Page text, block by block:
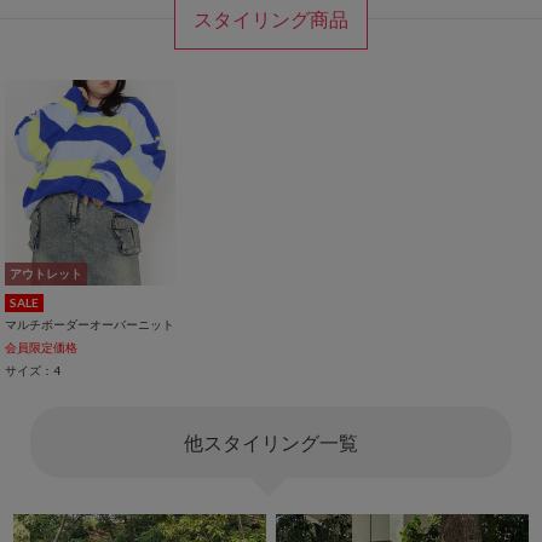
スタイリング商品
アウトレット
SALE
マルチボーダーオーバーニット
会員限定価格
サイズ：4
他スタイリング一覧